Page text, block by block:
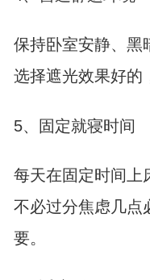
保持卧室安静、黑
选择遮光效果好的
5、固定就寝时间
每天在固定时间上
不必过分焦虑几点
要。